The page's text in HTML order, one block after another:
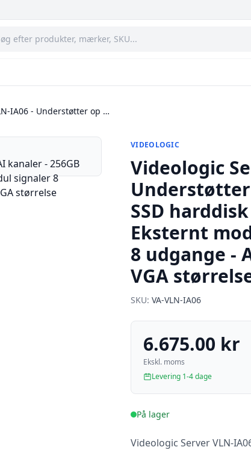
IA06 - Understøtter op …
VIDEOLOGIC
Videologic
Understøtter
SSD
Eksternt
8 udgange -
VGA
SKU: VA-VLN-IA06
6.675.00 kr
Ekskl. moms
Levering 1-4 dage
På lager
Videologic Server VLN-